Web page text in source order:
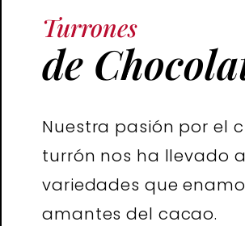
Turrones
de
Nuestra pasión por el
turrón nos ha llevado
variedades que
amantes del cacao.